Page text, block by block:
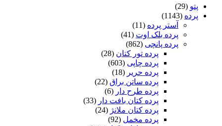
صورتی
چرک
پتو (29)
پرده (1143)
آستر پرده (11)
پرده بلک اوت (41)
پرده پانچی (862)
پرده تور کتان (28)
پرده چاپی (603)
پرده حریر
پرده ساتن براق (22)
پرده طرح دار
پرده کتان بافت دار
پرده کتان ملانژ (24)
پرده مخمل (92)